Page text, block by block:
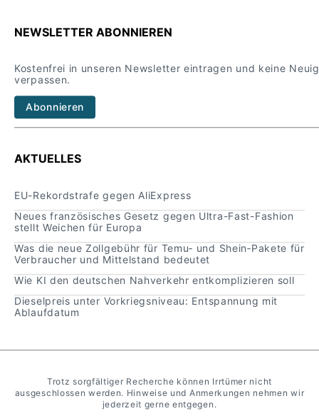
NEWSLETTER ABONNIEREN
Kostenfrei in unseren Newsletter eintragen und keine
verpassen.
Abonnieren
AKTUELLES
EU-Rekordstrafe gegen AliExpress
Neues französisches Gesetz gegen Ultra-Fast-Fashion
stellt Weichen für Europa
Was die neue Zollgebühr für Temu‑ und Shein‑Pakete für
Verbraucher und Mittelstand bedeutet
Wie KI den deutschen Nahverkehr entkomplizieren soll
Dieselpreis unter Vorkriegsniveau: Entspannung mit
Ablaufdatum
Trotz sorgfältiger Recherche können Irrtümer nicht
ausgeschlossen werden. Hinweise und Anmerkungen nehmen wir
jederzeit gerne entgegen.